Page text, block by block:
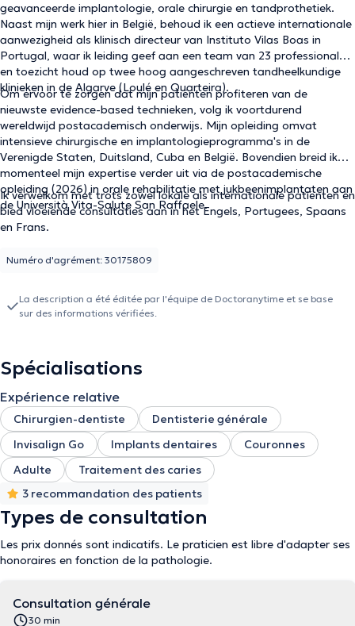
geavanceerde implantologie, orale chirurgie en tandprothetiek.
Naast mijn werk hier in België, behoud ik een actieve internationale
aanwezigheid als klinisch directeur van Instituto Vilas Boas in
Portugal, waar ik leiding geef aan een team van 23 professionals
en toezicht houd op twee hoog aangeschreven tandheelkundige
klinieken in de Algarve (Loulé en Quarteira).
Om ervoor te zorgen dat mijn patiënten profiteren van de
nieuwste evidence-based technieken, volg ik voortdurend
wereldwijd postacademisch onderwijs. Mijn opleiding omvat
intensieve chirurgische en implantologieprogramma's in de
Verenigde Staten, Duitsland, Cuba en België. Bovendien breid ik
momenteel mijn expertise verder uit via de postacademische
opleiding (2026) in orale rehabilitatie met jukbeenimplantaten aan
de Università Vita-Salute San Raffaele.
Ik verwelkom met trots zowel lokale als internationale patiënten en
bied vloeiende consultaties aan in het Engels, Portugees, Spaans
en Frans.
Numéro d'agrément: 30175809
La description a été éditée par l'équipe de Doctoranytime et se base
sur des informations vérifiées.
Spécialisations
Expérience relative
Chirurgien-dentiste
Dentisterie générale
Invisalign Go
Implants dentaires
Couronnes
Adulte
Traitement des caries
3 recommandation des patients
Types de consultation
Les prix donnés sont indicatifs. Le praticien est libre d'adapter ses
honoraires en fonction de la pathologie.
Consultation générale
30 min